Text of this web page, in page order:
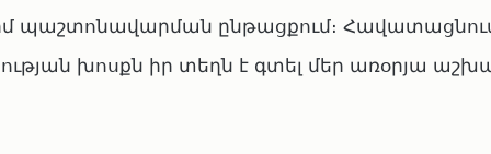
պաշտոնավարման ընթացքում։
խոսքն իր տեղն է գտել մեր առօրյա